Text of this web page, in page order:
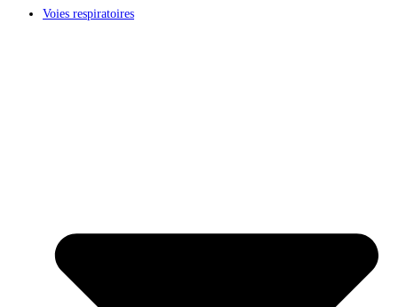
Voies respiratoires